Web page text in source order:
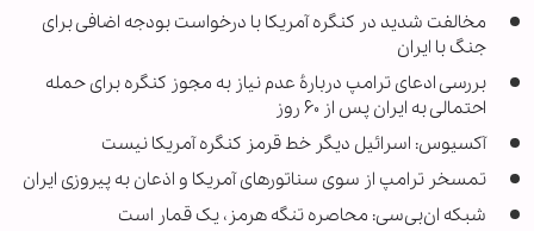
مخالفت شدید در کنگره آمریکا با درخواست بودجه اضافی برای
جنگ با ایران
بررسی ادعای ترامپ دربارۀ عدم نیاز به مجوز کنگره برای حمله
احتمالی به ایران پس از ۶۰ روز
آکسیوس: اسرائیل دیگر خط قرمز کنگره آمریکا نیست
تمسخر ترامپ از سوی سناتورهای آمریکا و اذعان به پیروزی ایران
شبکه ان‌بی‌سی: محاصره تنگه هرمز، یک قمار است